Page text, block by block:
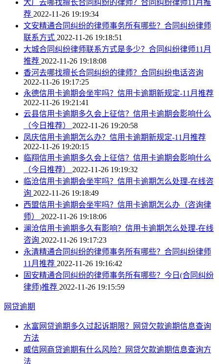
大厂去哪找擅长合同纠纷的律师？合同纠纷律师11月推
荐 2022-11-26 19:19:34
文安精通合同纠纷的律师事务所有哪些？合同纠纷律师
联系方式 2022-11-26 19:18:51
大城合同纠纷律师联系方式是多少？合同纠纷律师11月
推荐 2022-11-26 19:18:08
香河去哪找擅长合同纠纷的律师？合同纠纷电话咨询
2022-11-26 19:17:25
永德信用卡逾期会坐牢吗？信用卡逾期新规定-11月推荐
2022-11-26 19:21:41
云县信用卡逾期多久会上征信？信用卡逾期会影响什么
（今日推荐） 2022-11-26 19:20:58
凤庆信用卡逾期怎么办？信用卡逾期新规定-11月推荐
2022-11-26 19:20:15
临翔信用卡逾期多久会上征信？信用卡逾期会影响什么
（今日推荐） 2022-11-26 19:19:32
临沧信用卡逾期会坐牢吗？信用卡逾期怎么处理-在线咨
询 2022-11-26 19:18:49
西盟信用卡逾期会坐牢吗？信用卡逾期怎么办（咨询律
师） 2022-11-26 19:18:06
澜沧信用卡逾期多久有影响？信用卡逾期怎么处理-在线
咨询 2022-11-26 19:17:23
永清精通合同纠纷的律师事务所有哪些？合同纠纷律师
11月推荐 2022-11-26 19:16:42
固安精通合同纠纷的律师事务所有哪些？今日(合同纠纷
律师)推荐 2022-11-26 19:15:59
网贷逾期
水富网贷逾期多久过起诉期限？网贷欠款逾期信息查询
方法
威信网商贷逾期有什么风险？网贷欠款逾期信息查询方
法